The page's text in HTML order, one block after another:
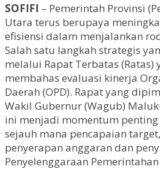
SOFIFI – Pemerintah Provinsi
Utara terus berupaya
efisiensi dalam menjalankan
Salah satu langkah strategis
melalui Rapat Terbatas (Ratas)
membahas evaluasi kinerja
Daerah (OPD). Rapat yang
Wakil Gubernur (Wagub)
ini menjadi momentum
sejauh mana pencapaian
penyerapan anggaran dan
Penyelenggaraan Pemerintahan